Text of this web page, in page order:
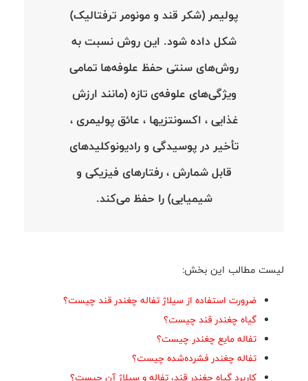
پولیمر (شکر قند و مونومر ترفتالیک)
شکل داده شود. این روش نسبت به
روش‌های سنتی حفظ علوفه‌ها تمامی
ویژگی‌های علوفه‌ی تازه (مانند ارزش
غذایی ، اکسونتزیها ، عائق پولیمری ،
تأخیر در پوسیدگی و رادیونوکلیدهای
قابل شمارش ، رفتارهای فیزیکی و
شیمیایی) را حفظ می‌کند.
لیست مطالب این بخش:
ضرورت استفاده از سیلاژ تفاله چغندر قند چیست؟
گیاه چغندر قند چیست؟
تفاله مایع چغندر چیست؟
تفاله چغندر فشرده‌شده چیست؟